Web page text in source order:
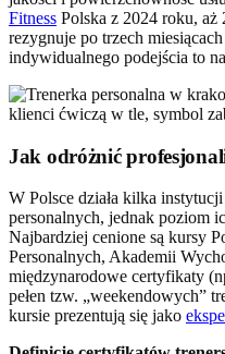
Fitness Polska z 2024 roku,
rezygnuje po trzech
indywidualnego podejścia to
Jak odróżnić
W Polsce działa kilka
personalnych, jednak poziom
Najbardziej cenione są kursy
Personalnych, Akademii
międzynarodowe certyfikaty
pełen tzw. „weekendowych”
kursie prezentują się jako